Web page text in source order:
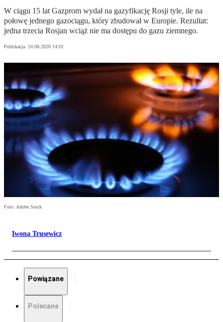
W ciągu 15 lat Gazprom wydał na gazyfikację Rosji tyle, ile na
połowę jednego gazociągu, który zbudował w Europie. Rezultat:
jedna trzecia Rosjan wciąż nie ma dostępu do gazu ziemnego.
Publikacja: 24.08.2020 14:01
Foto: Adobe Stock
Iwona Trusewicz
Powiązane
Polecane